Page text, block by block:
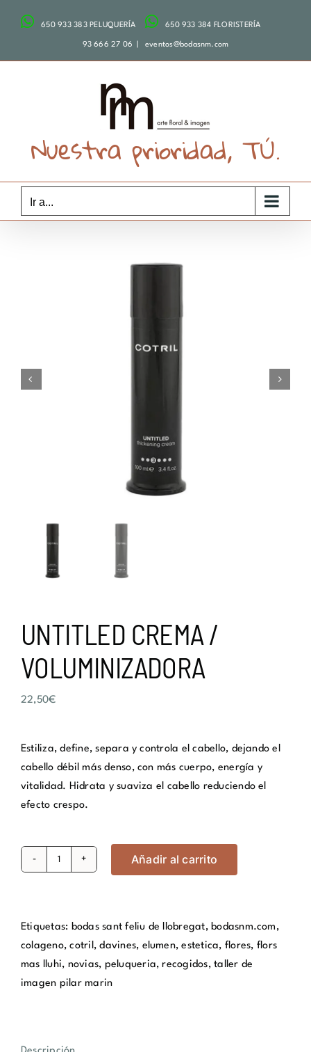
650 933 383 PELUQUERÍA 650 933 384 FLORISTERÍA
93 666 27 06 eventos@bodasnm.com
Nuestra prioridad, TÚ.
Ir a...
UNTITLED CREMA /
VOLUMINIZADORA
22,50€
Estiliza, define, separa y controla el cabello, dejando el
cabello débil más denso, con más cuerpo, energía y
vitalidad. Hidrata y suaviza el cabello reduciendo el
efecto crespo.
UNTITLED
VOLUMINIZADORA
cantidad
Añadir al carrito
Etiquetas: bodas sant feliu de llobregat,bodasnm.com ,
colageno,cotril,davines, elumen,estetica, flores, flors
mas lluhi, novias, peluqueria,recogidos,taller de
imagen pilar marin